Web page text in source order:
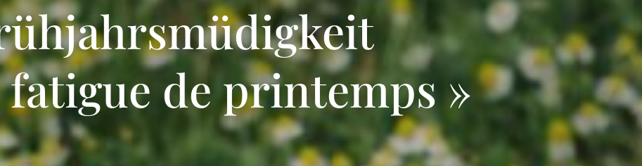
fatigue de printemps »